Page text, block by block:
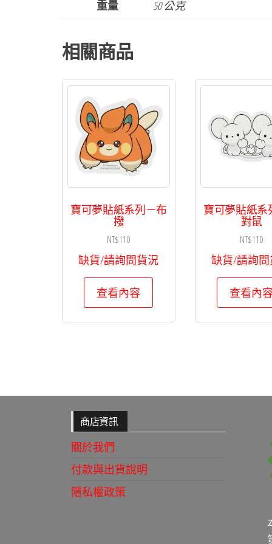
重量 50 公克
相關商品
寶可夢貼紙系列－布
撥
NT$110
缺貨/請詢問貨況
查看內容
寶可夢貼紙系
對鼠
NT$110
缺貨/請詢
查看內
商店資訊
關於我們
付款與出貨說明
隱私權政策